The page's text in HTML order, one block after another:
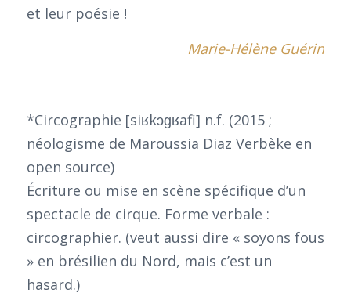
et leur poésie !
Marie-Hélène Guérin
*Circographie [siʁkɔɡʁafi] n.f. (2015 ;
néologisme de Maroussia Diaz Verbèke en
open source)
Écriture ou mise en scène spécifique d’un
spectacle de cirque. Forme verbale :
circographier. (veut aussi dire « soyons fous
» en brésilien du Nord, mais c’est un
hasard.)